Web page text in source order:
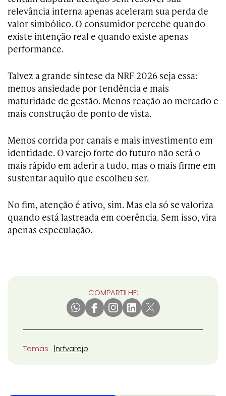
relevância interna apenas aceleram sua perda de
valor simbólico. O consumidor percebe quando
existe intenção real e quando existe apenas
performance.
Talvez a grande síntese da NRF 2026 seja essa:
menos ansiedade por tendência e mais
maturidade de gestão. Menos reação ao mercado e
mais construção de ponto de vista.
Menos corrida por canais e mais investimento em
identidade. O varejo forte do futuro não será o
mais rápido em aderir a tudo, mas o mais firme em
sustentar aquilo que escolheu ser.
No fim, atenção é ativo, sim. Mas ela só se valoriza
quando está lastreada em coerência. Sem isso, vira
apenas especulação.
COMPARTILHE:
Temas nrfvarejo